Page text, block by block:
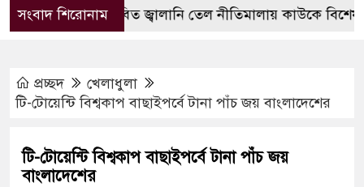
সংবাদ শিরোনাম
প্রস্তাবিত জ্বালানি তেল নীতিমালায় কাউকে বিশেষ
প্রচ্ছদ
খেলাধুলা
টি-টোয়েন্টি বিশ্বকাপ বাছাইপর্বে টানা পাঁচ জয় বাংলাদেশের
টি-টোয়েন্টি বিশ্বকাপ বাছাইপর্বে টানা পাঁচ জয়
বাংলাদেশের